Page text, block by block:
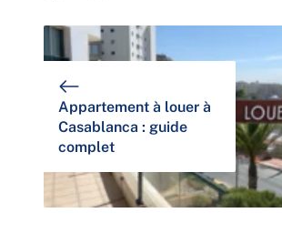
Appartement à louer à
Casablanca : guide
complet